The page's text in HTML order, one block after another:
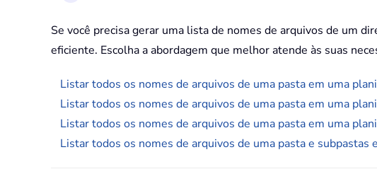
Se você precisa gerar uma lista de nomes de arquivos de um
eficiente. Escolha a abordagem que melhor atende às suas
Listar todos os nomes de arquivos de uma pasta em uma
Listar todos os nomes de arquivos de uma pasta em uma
Listar todos os nomes de arquivos de uma pasta em uma
Listar todos os nomes de arquivos de uma pasta e subpastas